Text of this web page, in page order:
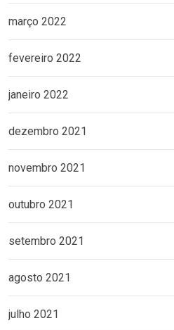
março 2022
fevereiro 2022
janeiro 2022
dezembro 2021
novembro 2021
outubro 2021
setembro 2021
agosto 2021
julho 2021